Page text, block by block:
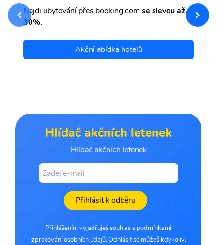
Najdi ubytování přes booking.com se slevou až
30%.
Akční abídka hotelů
Hlídač akčních letenek
Hlídač akčních letenek
Přihlásit k odběru
Přihlášením vyjadřuješ souhlas s podmínkami
zpracování osobních údajů. Odhlásit se můžeš kdykoliv.